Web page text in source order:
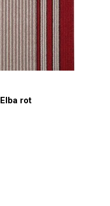
Elba rot